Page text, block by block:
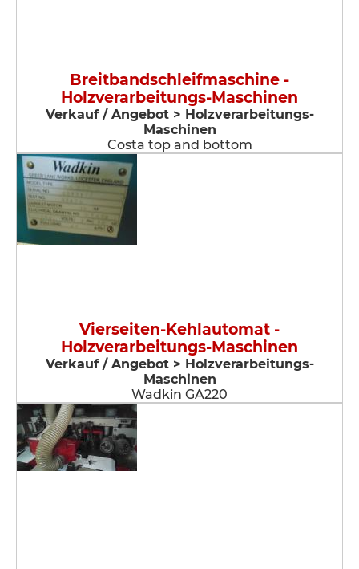
Breitbandschleifmaschine -
Holzverarbeitungs-Maschinen
Verkauf / Angebot > Holzverarbeitungs-
Maschinen
Costa top and bottom
Vierseiten-Kehlautomat -
Holzverarbeitungs-Maschinen
Verkauf / Angebot > Holzverarbeitungs-
Maschinen
Wadkin GA220